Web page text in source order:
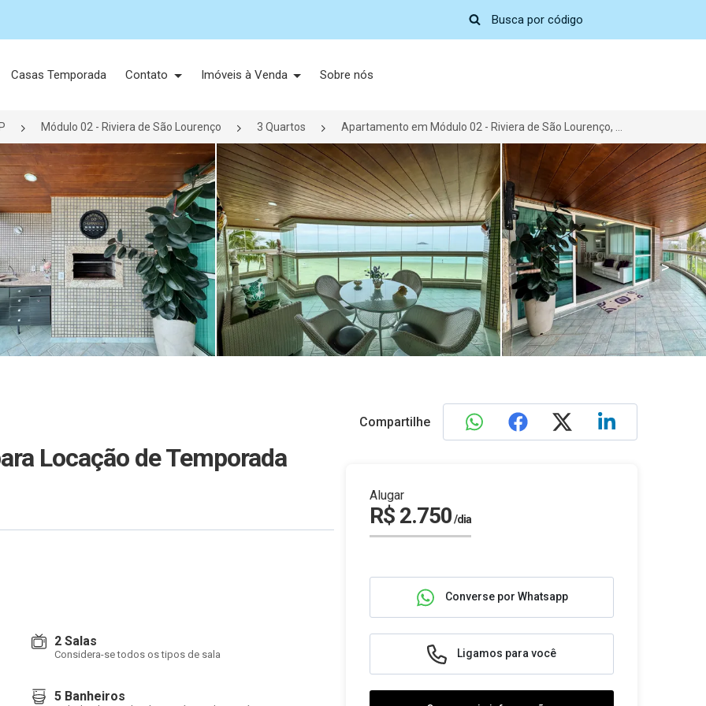
Casas Temporada Contato Imóveis à Venda Sobre nós
Módulo 02 - Riviera de São Lourenço 3 Quartos
>
Locação de Temporada
2 Salas
Considera-se todos os tipos de sala
5 Banheiros
Compartilhe
Alugar
R$ 2.750/dia
Converse por Whatsapp
Ligamos para você